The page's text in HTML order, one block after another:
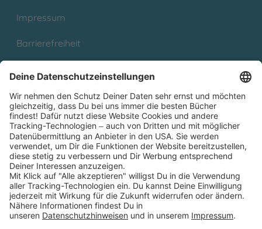
Impressum
Barrierefreiheit
Partnerprogramm (Affiliate)
Folge uns auf
* Versandkostenfrei ab 9,00 € Bestellwert innerhalb
Deutschlands
** Lieferzeit 1-3 Werktage innerhalb Deutschlands